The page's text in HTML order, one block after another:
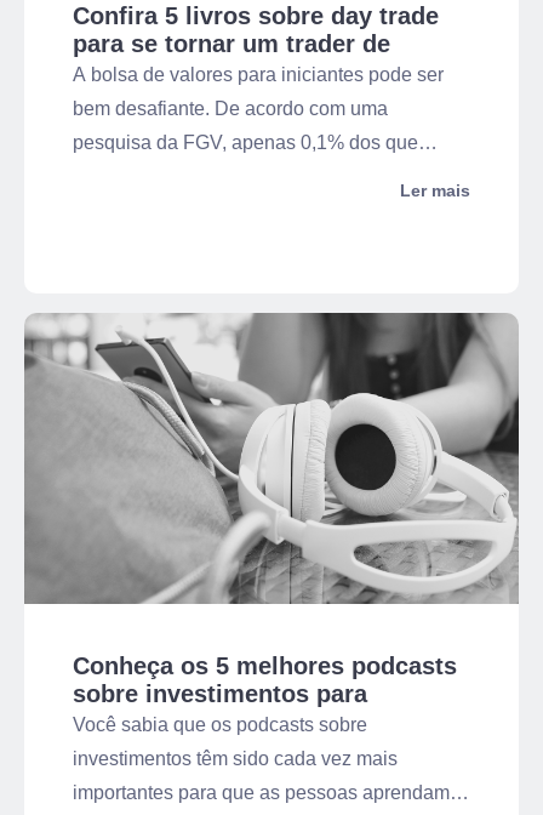
Confira 5 livros sobre day trade
para se tornar um trader de
sucesso
A bolsa de valores para iniciantes pode ser
bem desafiante. De acordo com uma
pesquisa da FGV, apenas 0,1% dos que
sucesso o fazem com base na leitura de
muitos livros sobre Day Trade.
Ler mais
Conheça os 5 melhores podcasts
sobre investimentos para
iniciantes!
Você sabia que os podcasts sobre
investimentos têm sido cada vez mais
importantes para que as pessoas aprendam a